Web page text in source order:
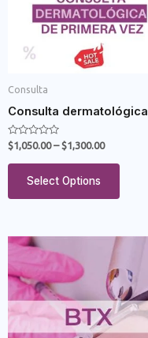
Consulta
Consulta dermatológica
Rated
0
out
$1,050.00–$1,300.00
Select Options